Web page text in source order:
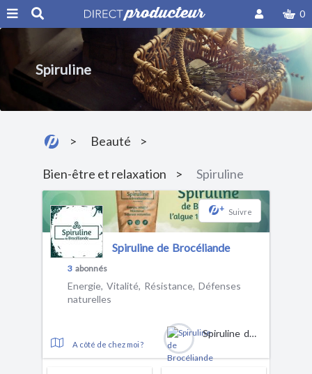
0
Spiruline
Beauté
Bien-être et relaxation Spiruline
+ Suivre
Spiruline de Brocéliande
3 abonnés
Energie, Vitalité, Résistance, Défenses
naturelles
A côté de chez moi ?
Spiruline de Brocéliande